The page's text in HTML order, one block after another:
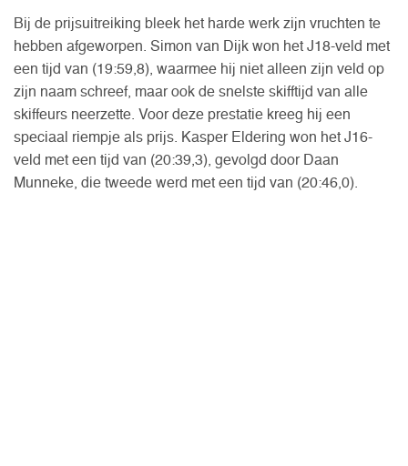
Bij de prijsuitreiking bleek het harde werk zijn vruchten te
hebben afgeworpen. Simon van Dijk won het J18-veld met
een tijd van (19:59,8), waarmee hij niet alleen zijn veld op
zijn naam schreef, maar ook de snelste skifftijd van alle
skiffeurs neerzette. Voor deze prestatie kreeg hij een
speciaal riempje als prijs. Kasper Eldering won het J16-
veld met een tijd van (20:39,3), gevolgd door Daan
Munneke, die tweede werd met een tijd van (20:46,0).